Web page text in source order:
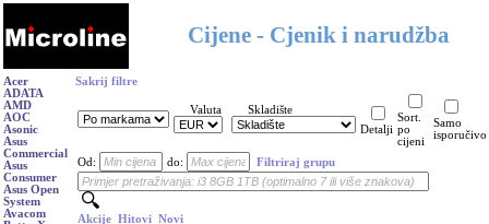
Cijene - Cjenik i narudžba
Acer
ADATA
AMD
AOC
Asonic
Asus
Commercial
Asus
Consumer
Asus Open
System
Avacom
Sakrij filtre
Valuta
Skladište
Detalji
Sort.
po
cijeni
Samo
isporučivo
Od: do: Filtriraj grupu
Akcije Hitovi Novi